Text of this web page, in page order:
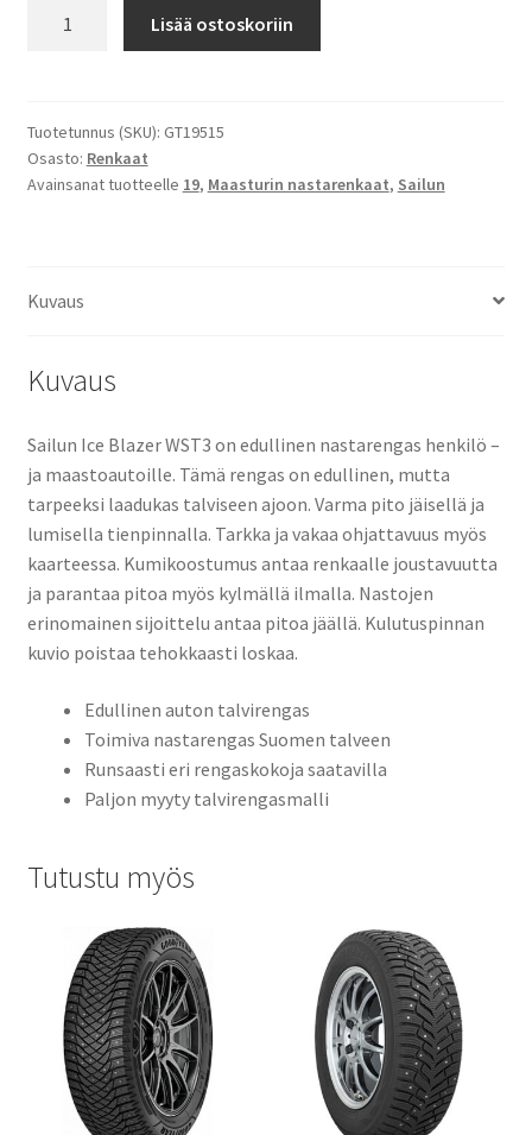
BLAZER
WST3
määrä
Lisää ostoskoriin
Tuotetunnus (SKU): GT19515
Osasto: Renkaat
Avainsanat tuotteelle 19, Maasturin nastarenkaat, Sailun
Kuvaus
Kuvaus
Sailun Ice Blazer WST3 on edullinen nastarengas henkilö –
ja maastoautoille. Tämä rengas on edullinen, mutta
tarpeeksi laadukas talviseen ajoon. Varma pito jäisellä ja
lumisella tienpinnalla. Tarkka ja vakaa ohjattavuus myös
kaarteessa. Kumikoostumus antaa renkaalle joustavuutta
ja parantaa pitoa myös kylmällä ilmalla. Nastojen
erinomainen sijoittelu antaa pitoa jäällä. Kulutuspinnan
kuvio poistaa tehokkaasti loskaa.
Edullinen auton talvirengas
Toimiva nastarengas Suomen talveen
Runsaasti eri rengaskokoja saatavilla
Paljon myyty talvirengasmalli
Tutustu myös